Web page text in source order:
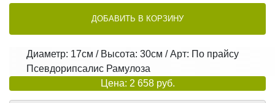
ДОБАВИТЬ В КОРЗИНУ
Диаметр: 17см / Высота: 30см / Арт: По прайсу
Псевдорипсалис Рамулоза
Цена: 2 658 руб.